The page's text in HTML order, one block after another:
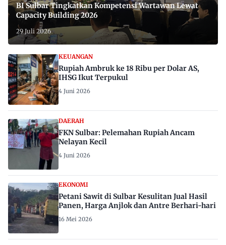
BI Sulbar Tingkatkan Kompetensi Wartawan Lewat
Capacity Building 2026
29 Juli 2026
KEUANGAN
Rupiah Ambruk ke 18 Ribu per Dolar AS,
IHSG Ikut Terpukul
4 Juni 2026
DAERAH
FKN Sulbar: Pelemahan Rupiah Ancam
Nelayan Kecil
4 Juni 2026
EKONOMI
Petani Sawit di Sulbar Kesulitan Jual Hasil
Panen, Harga Anjlok dan Antre Berhari-hari
16 Mei 2026